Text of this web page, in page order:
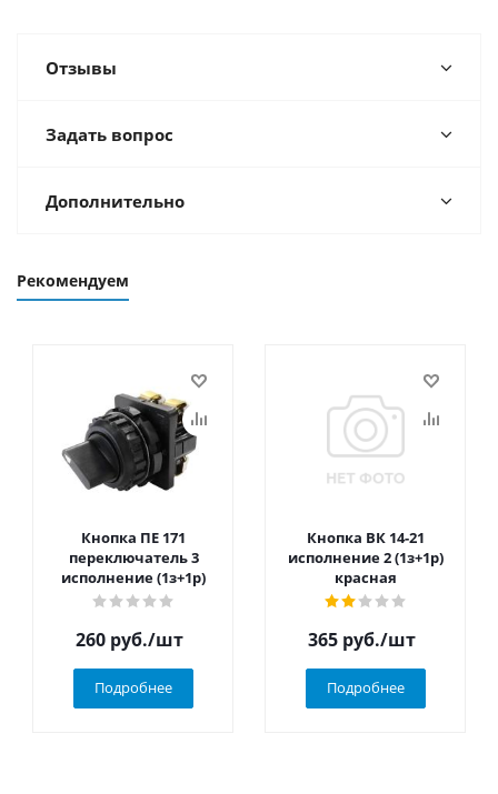
Отзывы
Задать вопрос
Дополнительно
Рекомендуем
Кнопка ПЕ 171
переключатель 3
исполнение (1з+1р)
260 руб./шт
Подробнее
Кнопка ВК 14-21
исполнение 2 (1з+1р)
красная
365 руб./шт
Подробнее